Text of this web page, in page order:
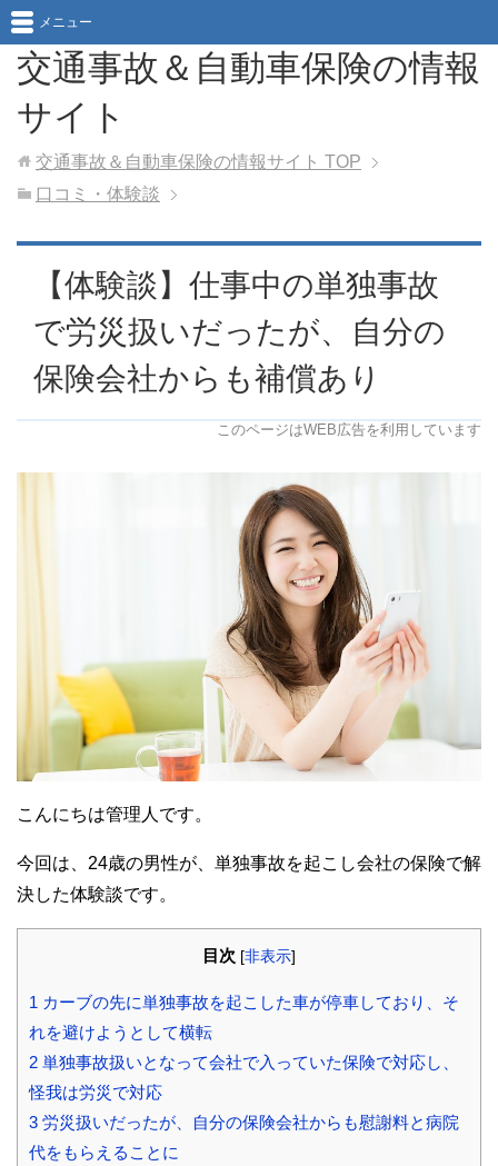
交通事故＆自動車保険の情報
サイト
メニュー
交通事故＆自動車保険の情報サイト TOP
口コミ・体験談
【体験談】仕事中の単独事故
で労災扱いだったが、自分の
保険会社からも補償あり
このページはWEB広告を利用しています
こんにちは管理人です。
今回は、24歳の男性が、単独事故を起こし会社の保険で解
決した体験談です。
目次 [非表示]
1 カーブの先に単独事故を起こした車が停車しており、そ
れを避けようとして横転
2 単独事故扱いとなって会社で入っていた保険で対応し、
怪我は労災で対応
3 労災扱いだったが、自分の保険会社からも慰謝料と病院
代をもらえることに